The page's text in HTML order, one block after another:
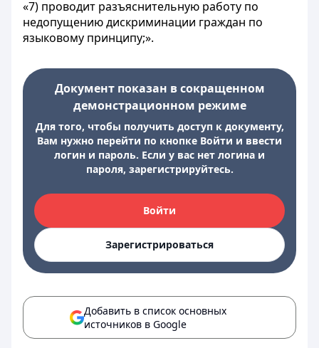
«7) проводит разъяснительную работу по
недопущению дискриминации граждан по
языковому принципу;».
Документ показан в сокращенном
демонстрационном режиме
Для того, чтобы получить доступ к документу,
Вам нужно перейти по кнопке Войти и ввести
логин и пароль. Если у вас нет логина и
пароля, зарегистрируйтесь.
Войти
Зарегистрироваться
Добавить в список основных
источников в Google